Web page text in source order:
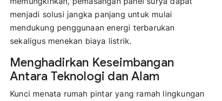
menjadi solusi jangka panjang untuk mulai
mendukung penggunaan energi terbarukan
sekaligus menekan biaya listrik.
Menghadirkan Keseimbangan
Antara Teknologi dan Alam
Kunci menata rumah pintar yang ramah lingkungan